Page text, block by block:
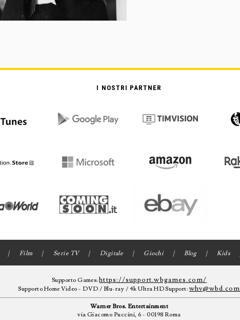
I NOSTRI PARTNER
Film Serie TV Digitale Giochi Blog Kids
Supporto Games:https://support.wbgames.com/
Supporto Home Video - DVD / Blu-ray / 4k Ultra HD Support:whv@wbd.com
Warner Bros. Entertainment
via Giacomo Puccini, 6 - 00198 Roma